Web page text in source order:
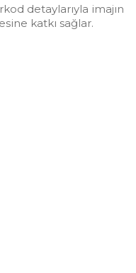
detaylarıyla imajın
katkı sağlar.